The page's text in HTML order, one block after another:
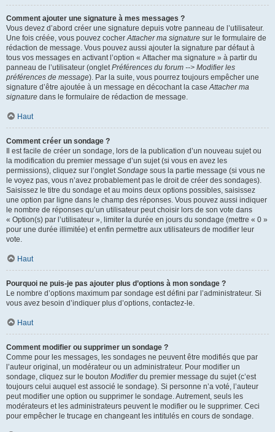
Comment ajouter une signature à mes messages ?
Vous devez d’abord créer une signature depuis votre panneau de l’utilisateur.
Une fois créée, vous pouvez cocherAttacher ma signature sur le formulaire de
rédaction de message. Vous pouvez aussi ajouter la signature par défaut à
tous vos messages en activant l’option « Attacher ma signature » à partir du
panneau de l’utilisateur (ongletPréférences du forum --> Modifier les
préférences de message). Par la suite, vous pourrez toujours empêcher une
signature d’être ajoutée à un message en décochant la caseAttacher ma
signature dans le formulaire de rédaction de message.
Haut
Comment créer un sondage ?
Il est facile de créer un sondage, lors de la publication d’un nouveau sujet ou
la modification du premier message d’un sujet (si vous en avez les
permissions), cliquez sur l’ongletSondage sous la partie message (si vous ne
le voyez pas, vous n’avez probablement pas le droit de créer des sondages).
Saisissez le titre du sondage et au moins deux options possibles, saisissez
une option par ligne dans le champ des réponses. Vous pouvez aussi indiquer
le nombre de réponses qu’un utilisateur peut choisir lors de son vote dans
« Option(s) par l’utilisateur », limiter la durée en jours du sondage (mettre « 0 »
pour une durée illimitée) et enfin permettre aux utilisateurs de modifier leur
vote.
Haut
Pourquoi ne puis-je pas ajouter plus d’options à mon sondage ?
Le nombre d’options maximum par sondage est défini par l’administrateur. Si
vous avez besoin d’indiquer plus d’options, contactez-le.
Haut
Comment modifier ou supprimer un sondage ?
Comme pour les messages, les sondages ne peuvent être modifiés que par
l’auteur original, un modérateur ou un administrateur. Pour modifier un
sondage, cliquez sur le bouton Modifierdu premier message du sujet (c’est
toujours celui auquel est associé le sondage). Si personne n’a voté, l’auteur
peut modifier une option ou supprimer le sondage. Autrement, seuls les
modérateurs et les administrateurs peuvent le modifier ou le supprimer. Ceci
pour empêcher le trucage en changeant les intitulés en cours de sondage.